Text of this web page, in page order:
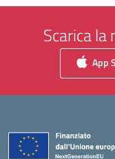
Scarica
App